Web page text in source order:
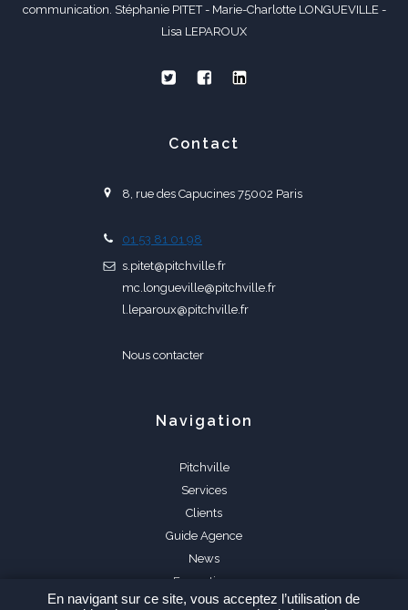
communication. Stéphanie PITET - Marie-Charlotte LONGUEVILLE -
Lisa LEPAROUX
Contact
8, rue des Capucines 75002 Paris
01 53 81 01 98
s.pitet@pitchville.fr
mc.longueville@pitchville.fr
l.leparoux@pitchville.fr
Nous contacter
Navigation
Pitchville
Services
Clients
Guide Agence
News
Formations
FAQ
En navigant sur ce site, vous acceptez l’utilisation de